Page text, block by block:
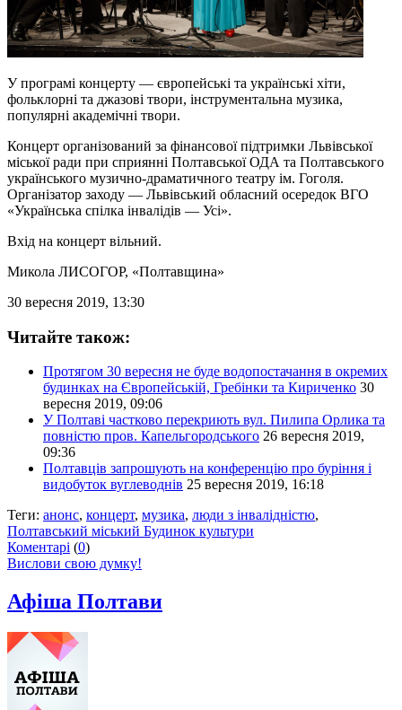
У програмі концерту — європейські та українські хіти,
фольклорні та джазові твори, інструментальна музика,
популярні академічні твори.
Концерт організований за фінансової підтримки Львівської
міської ради при сприянні Полтавської ОДА та Полтавського
українського музично-драматичного театру ім. Гоголя.
Організатор заходу — Львівський обласний осередок ВГО
«Українська спілка інвалідів — Усі».
Вхід на концерт вільний.
Микола ЛИСОГОР, «Полтавщина»
30 вересня 2019, 13:30
Читайте також:
Протягом 30 вересня не буде водопостачання в окремих
будинках на Європейській, Гребінки та Кириченко 30
вересня 2019, 09:06
У Полтаві частково перекриють вул. Пилипа Орлика та
повністю пров. Капельгородського 26 вересня 2019,
09:36
Полтавців запрошують на конференцію про буріння і
видобуток вуглеводнів 25 вересня 2019, 16:18
Теги: анонс, концерт, музика, люди з інвалідністю,
Полтавський міський Будинок культури
Коментарі (0)
Вислови свою думку!
Афіша Полтави